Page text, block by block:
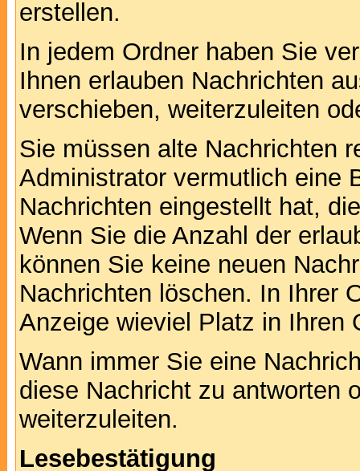
erstellen.
In jedem Ordner haben Sie
Ihnen erlauben Nachrichten
verschieben, weiterzuleiten
Sie müssen alte Nachrichten
Administrator vermutlich eine
Nachrichten eingestellt hat,
Wenn Sie die Anzahl der
können Sie keine neuen
Nachrichten löschen. In Ihrer
Anzeige wieviel Platz in Ihren
Wann immer Sie eine
diese Nachricht zu antworten
weiterzuleiten.
Lesebestätigung